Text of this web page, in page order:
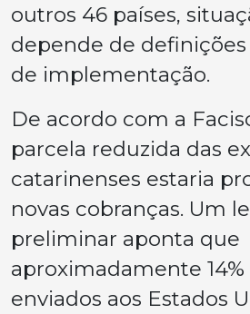
outros 46 países,
depende de
de implementação.
De acordo com a
parcela reduzida das
catarinenses estaria
novas cobranças. Um
preliminar aponta que
aproximadamente
enviados aos Estados